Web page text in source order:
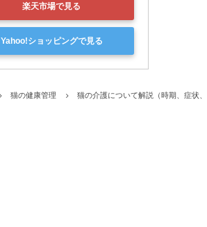
楽天市場で見る
Yahoo!ショッピングで見る
猫の健康管理 猫の介護について解説（時期、症状